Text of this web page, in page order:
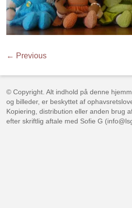
← Previous
© Copyright. Alt indhold på denne
og billeder, er beskyttet af
Kopiering, distribution eller anden brug
efter skriftlig aftale med Sofie G